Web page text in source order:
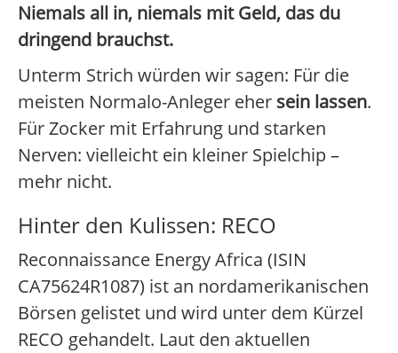
Niemals all in, niemals mit Geld, das du
dringend brauchst.
Unterm Strich würden wir sagen: Für die
meisten Normalo-Anleger eher sein lassen.
Für Zocker mit Erfahrung und starken
Nerven: vielleicht ein kleiner Spielchip –
mehr nicht.
Hinter den Kulissen: RECO
Reconnaissance Energy Africa (ISIN
CA75624R1087) ist an nordamerikanischen
Börsen gelistet und wird unter dem Kürzel
RECO gehandelt. Laut den aktuellen